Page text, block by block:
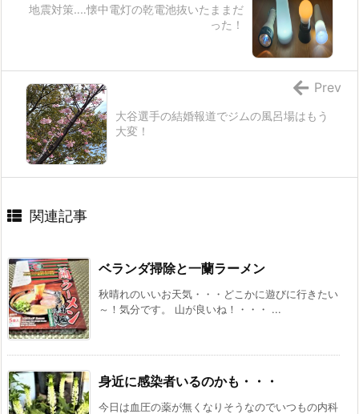
地震対策‥‥懐中電灯の乾電池抜いたままだ
った！
大谷選手の結婚報道でジムの風呂場はもう
大変！
Prev
関連記事
ベランダ掃除と一蘭ラーメン
秋晴れのいいお天気・・・どこかに遊びに行きたい
～！気分です。 山が良いね！・・・ ...
身近に感染者いるのかも・・・
今日は血圧の薬が無くなりそうなのでいつもの内科